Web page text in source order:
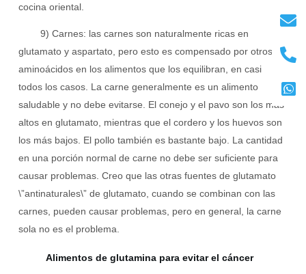
cocina oriental.
9) Carnes: las carnes son naturalmente ricas en
glutamato y aspartato, pero esto es compensado por otros
aminoácidos en los alimentos que los equilibran, en casi
todos los casos. La carne generalmente es un alimento
saludable y no debe evitarse. El conejo y el pavo son los más
altos en glutamato, mientras que el cordero y los huevos son
los más bajos. El pollo también es bastante bajo. La cantidad
en una porción normal de carne no debe ser suficiente para
causar problemas. Creo que las otras fuentes de glutamato
\”antinaturales\” de glutamato, cuando se combinan con las
carnes, pueden causar problemas, pero en general, la carne
sola no es el problema.
Alimentos de glutamina para evitar el cáncer